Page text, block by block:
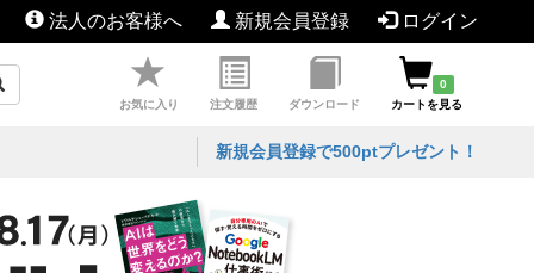
法人のお客様へ 新規会員登録 ログイン
お気に入り 注文履歴 ダウンロード
0
カートを見る
新規会員登録で500ptプレゼント！